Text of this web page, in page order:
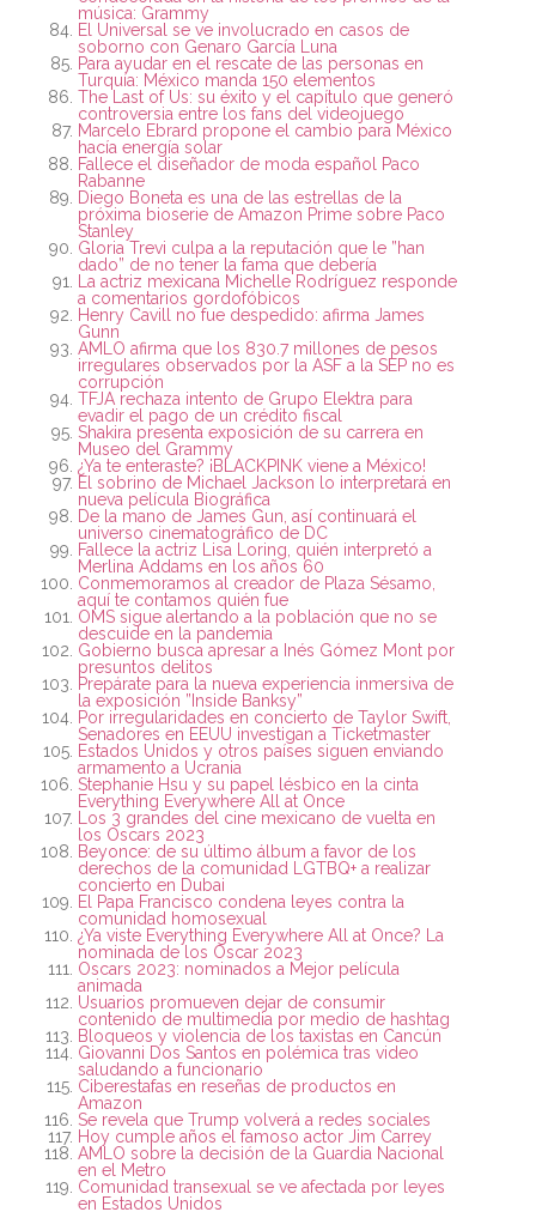
música: Grammy
El Universal se ve involucrado en casos de
soborno con Genaro García Luna
Para ayudar en el rescate de las personas en
Turquía: México manda 150 elementos
The Last of Us: su éxito y el capítulo que generó
controversia entre los fans del videojuego
Marcelo Ebrard propone el cambio para México
hacía energía solar
Fallece el diseñador de moda español Paco
Rabanne
Diego Boneta es una de las estrellas de la
próxima bioserie de Amazon Prime sobre Paco
Stanley
Gloria Trevi culpa a la reputación que le ”han
dado” de no tener la fama que debería
La actriz mexicana Michelle Rodríguez responde
a comentarios gordofóbicos
Henry Cavill no fue despedido: afirma James
Gunn
AMLO afirma que los 830.7 millones de pesos
irregulares observados por la ASF a la SEP no es
corrupción
TFJA rechaza intento de Grupo Elektra para
evadir el pago de un crédito fiscal
Shakira presenta exposición de su carrera en
Museo del Grammy
¿Ya te enteraste? ¡BLACKPINK viene a México!
El sobrino de Michael Jackson lo interpretará en
nueva película Biográfica
De la mano de James Gun, así continuará el
universo cinematográfico de DC
Fallece la actriz Lisa Loring, quién interpretó a
Merlina Addams en los años 60
Conmemoramos al creador de Plaza Sésamo,
aquí te contamos quién fue
OMS sigue alertando a la población que no se
descuide en la pandemia
Gobierno busca apresar a Inés Gómez Mont por
presuntos delitos
Prepárate para la nueva experiencia inmersiva de
la exposición ”Inside Banksy”
Por irregularidades en concierto de Taylor Swift,
Senadores en EEUU investigan a Ticketmaster
Estados Unidos y otros países siguen enviando
armamento a Ucrania
Stephanie Hsu y su papel lésbico en la cinta
Everything Everywhere All at Once
Los 3 grandes del cine mexicano de vuelta en
los Oscars 2023
Beyonce: de su último álbum a favor de los
derechos de la comunidad LGTBQ+ a realizar
concierto en Dubai
El Papa Francisco condena leyes contra la
comunidad homosexual
¿Ya viste Everything Everywhere All at Once? La
nominada de los Oscar 2023
Oscars 2023: nominados a Mejor película
animada
Usuarios promueven dejar de consumir
contenido de multimedia por medio de hashtag
Bloqueos y violencia de los taxistas en Cancún
Giovanni Dos Santos en polémica tras video
saludando a funcionario
Ciberestafas en reseñas de productos en
Amazon
Se revela que Trump volverá a redes sociales
Hoy cumple años el famoso actor Jim Carrey
AMLO sobre la decisión de la Guardia Nacional
en el Metro
Comunidad transexual se ve afectada por leyes
en Estados Unidos